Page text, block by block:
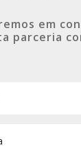
em
parceria